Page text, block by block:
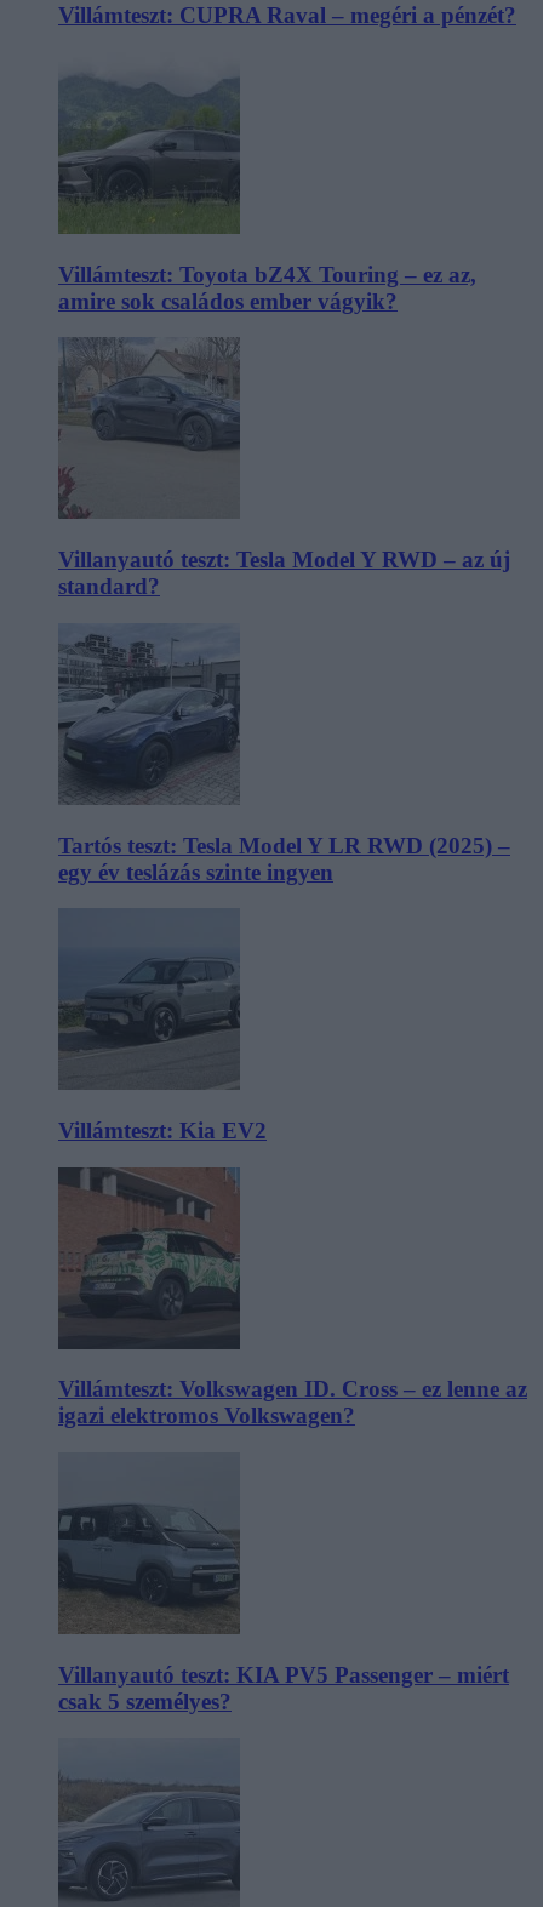
Villámteszt: CUPRA Raval – megéri a pénzét?
Villámteszt: Toyota bZ4X Touring – ez az,
amire sok családos ember vágyik?
Villanyautó teszt: Tesla Model Y RWD – az új
standard?
Tartós teszt: Tesla Model Y LR RWD (2025) –
egy év teslázás szinte ingyen
Villámteszt: Kia EV2
Villámteszt: Volkswagen ID. Cross – ez lenne az
igazi elektromos Volkswagen?
Villanyautó teszt: KIA PV5 Passenger – miért
csak 5 személyes?